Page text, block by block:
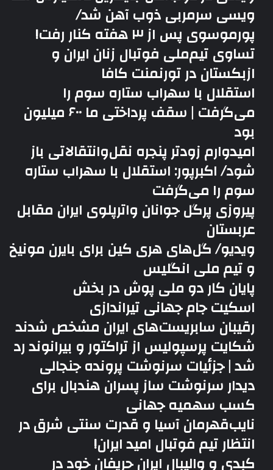
ویسی سرمربی ذوب آهن شد/
پورموسوی پس از ۳ هفته کنار رفت!
تساوی تیم‌ملی فوتبال زنان ایران و
ازبکستان در تورنمنت کافا
استقلال با سهراب ستاره سوم را
می‌گرفت | سقف پرداختی ما ۶۰۰ میلیون
بود
امیدوارم زودتر پنجره نقل‌وانتقالاتی باز
شود/ اکبرپور: استقلال با سهراب ستاره
سوم را می‌گرفت
پیروزی پرگل جوانان واترپلوی ایران مقابل
عربستان
ویدیو/ گل‌های هری‌ کین برای بایرن مونیخ
و تیم ملی انگلیس
پایان کار دو ملی پوش در بخش
اسکیت جام جهانی تیراندازی
رقیبان سابریست‌های ایران مشخص شدند
شکایت پرسپولیس از تراکتور و بیرانوند رد
شد | جزئیات سرنوشت پرونده جنجالی
دیدار سرنوشت ساز پسران هندبال برای
کسب سهمیه جهانی
نایب‌قهرمان آسیا و قدرت سنتی شرق در
انتظار تیم فوتبال امید ایران!
کبدی و والیبال ایران حریفان خود در